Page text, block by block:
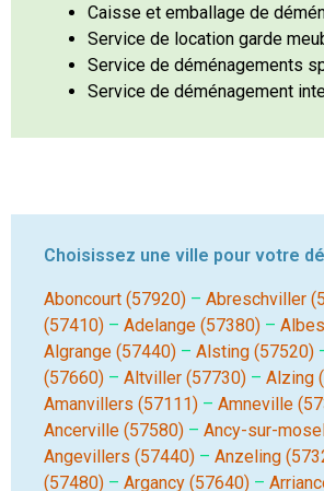
Caisse et emballage de
Service de location garde
Service de déménagements
Service de déménagement
Choisissez une ville pour votre
Aboncourt (57920) – Abreschviller
(57410) – Adelange (57380) –
Algrange (57440) – Alsting (57520)
(57660) – Altviller (57730) – Alzing
Amanvillers (57111) – Amneville
Ancerville (57580) – Ancy-sur-
Angevillers (57440) – Anzeling
(57480) – Argancy (57640) –